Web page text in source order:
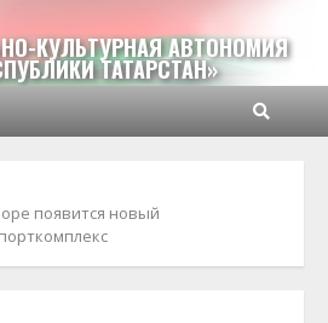
КУЛЬТУРНАЯ АВТОНОМИЯ
ТАТАРСТАН»
появится новый